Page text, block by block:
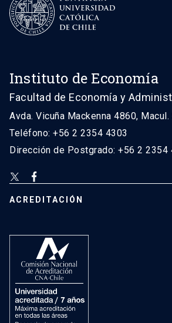
Instituto de Economía
Facultad de Economía y
Avda. Vicuña Mackenna 4860,
Teléfono: +56 2 2354 4303
Dirección de Postgrado: +56 2 2354
ACREDITACIÓN